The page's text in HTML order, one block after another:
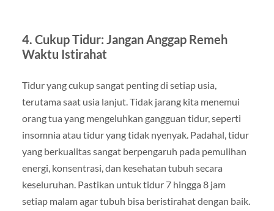
4. Cukup Tidur: Jangan Anggap Remeh
Waktu Istirahat
Tidur yang cukup sangat penting di setiap usia,
terutama saat usia lanjut. Tidak jarang kita menemui
orang tua yang mengeluhkan gangguan tidur, seperti
insomnia atau tidur yang tidak nyenyak. Padahal, tidur
yang berkualitas sangat berpengaruh pada pemulihan
energi, konsentrasi, dan kesehatan tubuh secara
keseluruhan. Pastikan untuk tidur 7 hingga 8 jam
setiap malam agar tubuh bisa beristirahat dengan baik.